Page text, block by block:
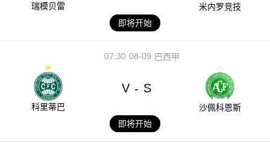
瑞模贝雷
米内罗竞技
即将开始
08-09
07:30 巴西甲
科里蒂巴
V - S
沙佩科恩斯
即将开始